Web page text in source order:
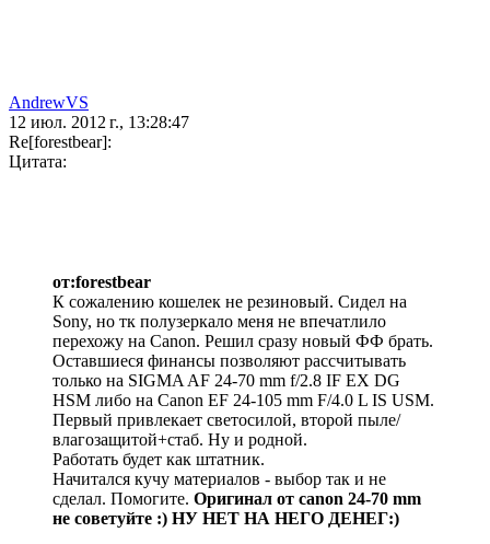
AndrewVS
12 июл. 2012 г., 13:28:47
Re[forestbear]:
Цитата:
от:forestbear
К сожалению кошелек не резиновый. Сидел на
Sony, но тк полузеркало меня не впечатлило
перехожу на Canon. Решил сразу новый ФФ брать.
Оставшиеся финансы позволяют рассчитывать
только на SIGMA AF 24-70 mm f/2.8 IF EX DG
HSM либо на Canon EF 24-105 mm F/4.0 L IS USM.
Первый привлекает светосилой, второй пыле/
влагозащитой+стаб. Ну и родной.
Работать будет как штатник.
Начитался кучу материалов - выбор так и не
сделал. Помогите. Оригинал от canon 24-70 mm
не советуйте :) НУ НЕТ НА НЕГО ДЕНЕГ:)